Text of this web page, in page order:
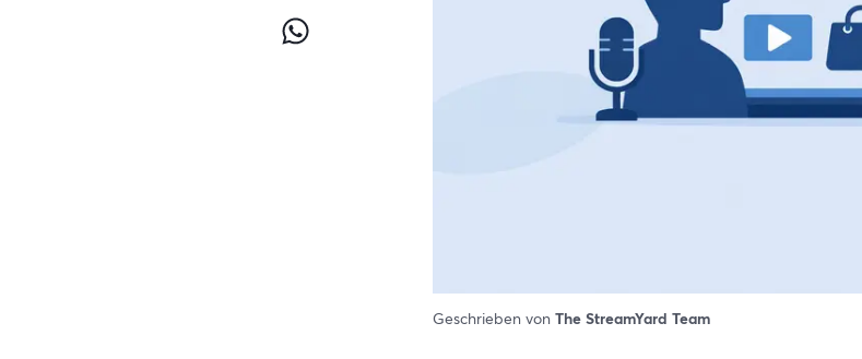
Geschrieben von The StreamYard Team